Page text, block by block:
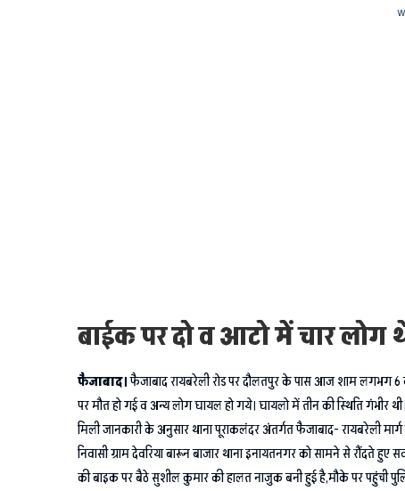
बाईक पर दो व आटो में चार लोग
फैजाबाद।फैजाबाद रायबरेली रोड पर दौलतपुर के पास आज शाम लगभग
पर मौत हो गई व अन्य लोग घायल हो गये। घायलो में तीन की स्थिति गंभीर
मिली जानकारी के अनुसार थाना पूराकलंदर अंतर्गत फैजाबाद- रायबरेली
निवासी ग्राम देवरिया बारून बाजार थाना इनायतनगर को सामने से रौंदते
की बाइक पर बैठे सुशील कुमार की हालत नाजुक बनी हुई है,मौके पर पहुंची